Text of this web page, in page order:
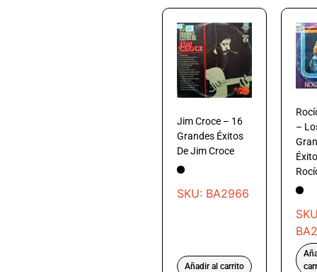
Jim Croce – 16
Grandes Éxitos
De Jim Croce
SKU: BA2966
Añadir al carrito
–